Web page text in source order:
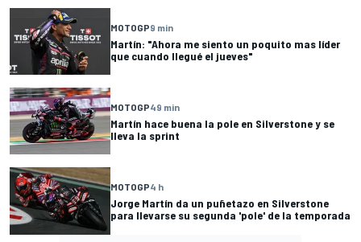
MOTOGP9 min
Martín: "Ahora me siento un poquito mas líder
que cuando llegué el jueves"
MOTOGP49 min
Martín hace buena la pole en Silverstone y se
lleva la sprint
MOTOGP4 h
Jorge Martín da un puñetazo en Silverstone
para llevarse su segunda 'pole' de la temporada